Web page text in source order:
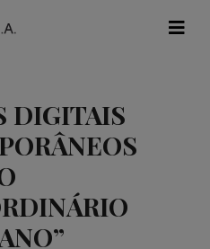
DIGITAIS